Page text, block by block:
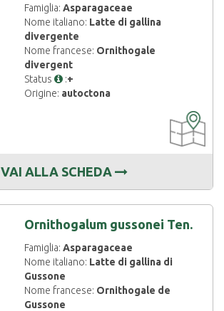
Famiglia:Asparagaceae
Nome italiano: Latte di gallina
divergente
Nome francese: Ornithogale
divergent
Status
:+
Origine: autoctona
DISPONIBILE
VAI ALLA SCHEDA
Ornithogalum gussonei Ten.
Famiglia:Asparagaceae
Nome italiano: Latte di gallina di
Gussone
Nome francese: Ornithogale de
Gussone